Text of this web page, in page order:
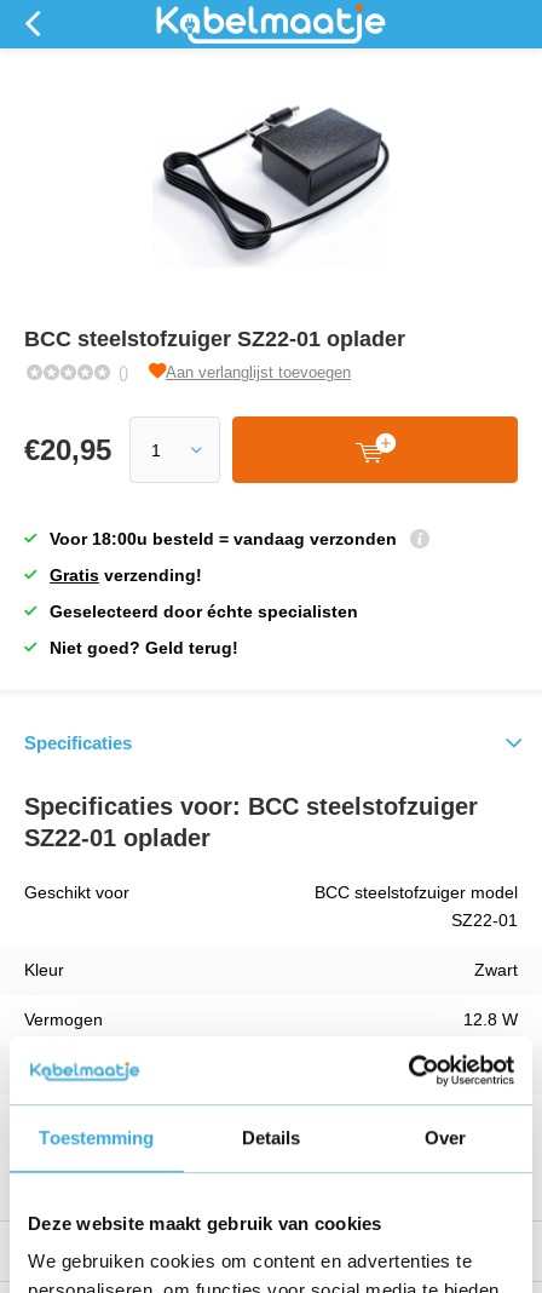
Toestemming Details Over
Deze website maakt gebruik van cookies
We gebruiken cookies om content en advertenties te
BCC steelstofzuiger SZ22-01 oplader
() Aan verlanglijst toevoegen
€20,95
Voor 18:00u besteld = vandaag verzonden
Gratis verzending!
Geselecteerd door échte specialisten
Niet goed? Geld terug!
Specificaties
Specificaties voor: BCC steelstofzuiger
SZ22-01 oplader
Geschikt voor
BCC steelstofzuiger model
SZ22-01
Kleur Zwart
Vermogen 12.8 W
Kabellengte 1 Meter
Bekijk alle specificaties
Productomschrijving